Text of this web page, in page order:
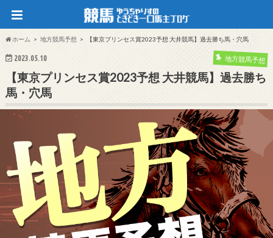
ホーム 地方競馬予想 【東京プリンセス賞2023予想 大井競馬】過去勝ち馬・穴馬
2023.05.10 地方競馬予想
【東京プリンセス賞2023予想 大井競馬】過去勝ち
馬・穴馬